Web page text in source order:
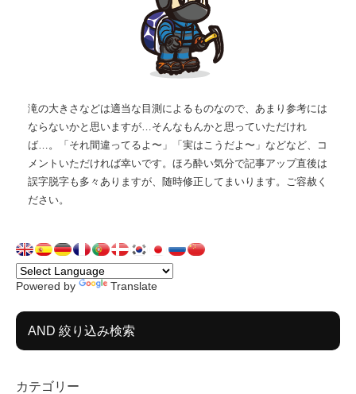
滝の大きさなどは適当な目測によるものなので、あまり参考には
ならないかと思いますが…そんなもんかと思っていただけれ
ば…。「それ間違ってるよ〜」「実はこうだよ〜」などなど、コ
メントいただければ幸いです。ほろ酔い気分で記事アップ直後は
誤字脱字も多々ありますが、随時修正してまいります。ご容赦く
ださい。
Powered by Translate
AND 絞り込み検索
カテゴリー